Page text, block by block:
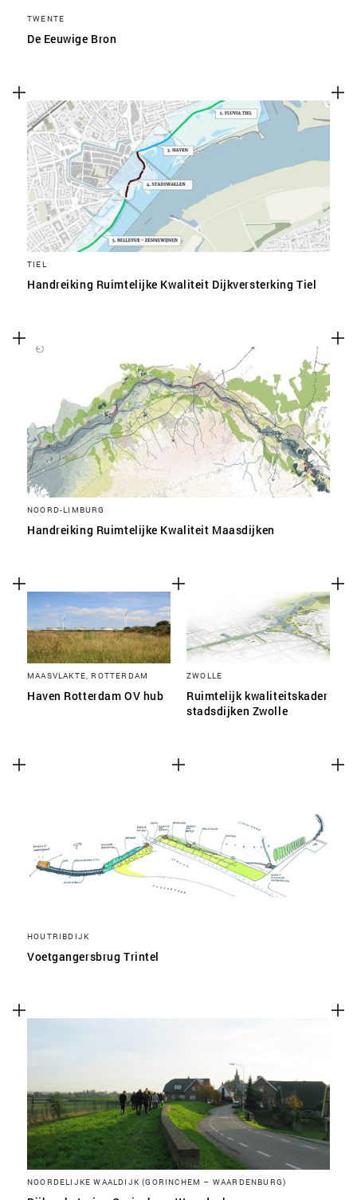
TWENTE
De Eeuwige Bron
TIEL
Handreiking Ruimtelijke Kwaliteit Dijkversterking Tiel
NOORD-LIMBURG
Handreiking Ruimtelijke Kwaliteit Maasdijken
MAASVLAKTE, ROTTERDAM
Haven Rotterdam OV hub
ZWOLLE
Ruimtelijk kwaliteitskader
stadsdijken Zwolle
HOUTRIBDIJK
Voetgangersbrug Trintel
NOORDELIJKE WAALDIJK (GORINCHEM – WAARDENBURG)